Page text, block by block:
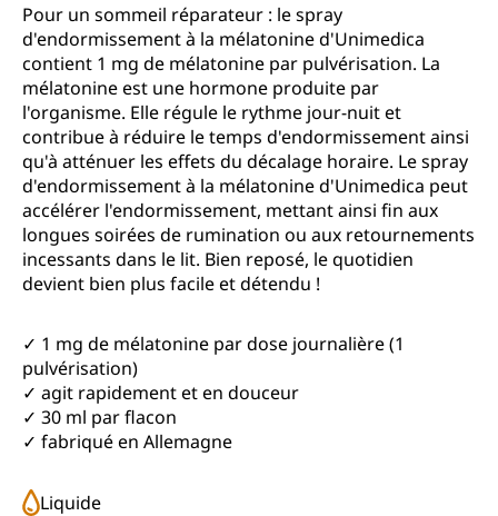
Pour un sommeil réparateur : le spray
d'endormissement à la mélatonine d'Unimedica
contient 1 mg de mélatonine par pulvérisation. La
mélatonine est une hormone produite par
l'organisme. Elle régule le rythme jour-nuit et
contribue à réduire le temps d'endormissement ainsi
qu'à atténuer les effets du décalage horaire. Le spray
d'endormissement à la mélatonine d'Unimedica peut
accélérer l'endormissement, mettant ainsi fin aux
longues soirées de rumination ou aux retournements
incessants dans le lit. Bien reposé, le quotidien
devient bien plus facile et détendu !
✓ 1 mg de mélatonine par dose journalière (1
pulvérisation)
✓ agit rapidement et en douceur
✓ 30 ml par flacon
✓ fabriqué en Allemagne
Liquide